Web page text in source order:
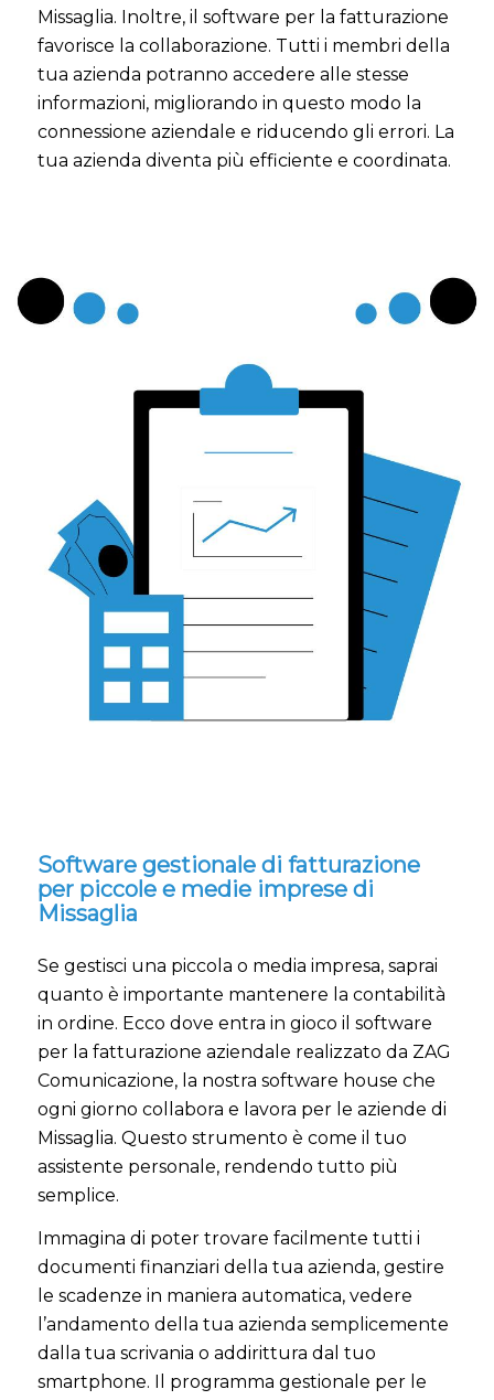
Missaglia. Inoltre, il software per la fatturazione
favorisce la collaborazione. Tutti i membri della
tua azienda potranno accedere alle stesse
informazioni, migliorando in questo modo la
connessione aziendale e riducendo gli errori. La
tua azienda diventa più efficiente e coordinata.
Software gestionale di fatturazione
per piccole e medie imprese di
Missaglia
Se gestisci una piccola o media impresa, saprai
quanto è importante mantenere la contabilità
in ordine. Ecco dove entra in gioco il software
per la fatturazione aziendale realizzato da ZAG
Comunicazione, la nostra software house che
ogni giorno collabora e lavora per le aziende di
Missaglia. Questo strumento è come il tuo
assistente personale, rendendo tutto più
semplice.
Immagina di poter trovare facilmente tutti i
documenti finanziari della tua azienda, gestire
le scadenze in maniera automatica, vedere
l’andamento della tua azienda semplicemente
dalla tua scrivania o addirittura dal tuo
smartphone. Il programma gestionale per le